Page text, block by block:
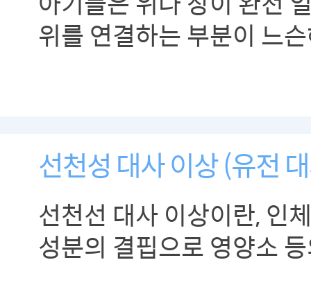
위를 연결하는 부분이 느
선천성 대사 이상 (유전
선천선 대사 이상이란, 인
성분의 결핍으로 영양소